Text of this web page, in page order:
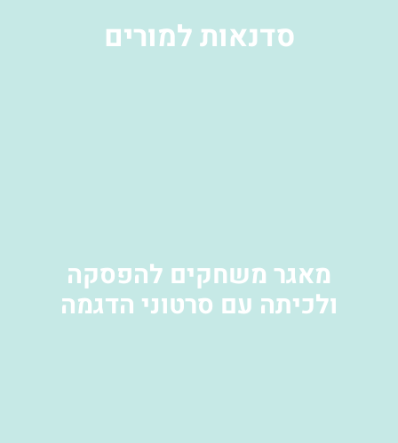
סדנאות למורים
מאגר משחקים להפסקה
ולכיתה עם סרטוני הדגמה